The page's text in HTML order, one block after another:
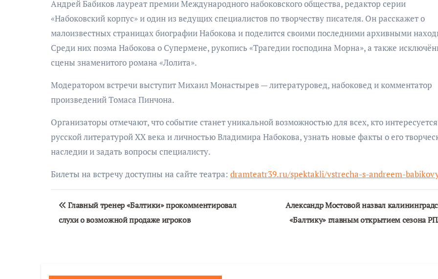
Андрей Бабиков лауреат премии Международного набоковского общества, редактор серии
«Набоковский корпус» и один из ведущих специалистов по творчеству писателя. Он расскажет о
малоизвестных страницах биографии Набокова и поделится своими последними архивными
Среди них поэма Набокова о Супермене, рукопись «Трагедии господина Морна», а также
сцены знаменитого романа «Лолита».
Модератором встречи выступит Михаил Монастырев — литературовед, набоковед и комментатор
произведений Томаса Пинчона.
Организаторы отмечают, что событие станет уникальной возможностью для всех, кто интересуется
русской литературой XX века и личностью Владимира Набокова, узнать новые факты о его
наследии и задать вопросы специалисту.
Билеты на встречу доступны на сайте театра: dramteatr39.ru/spektakli/vstrecha-s-andreem-
Навигация
по
Главный тренер «Балтики» прокомментировал
слухи о возможной продаже игроков
Александр Мостовой назвал
«Балтику» главным открытием сезона